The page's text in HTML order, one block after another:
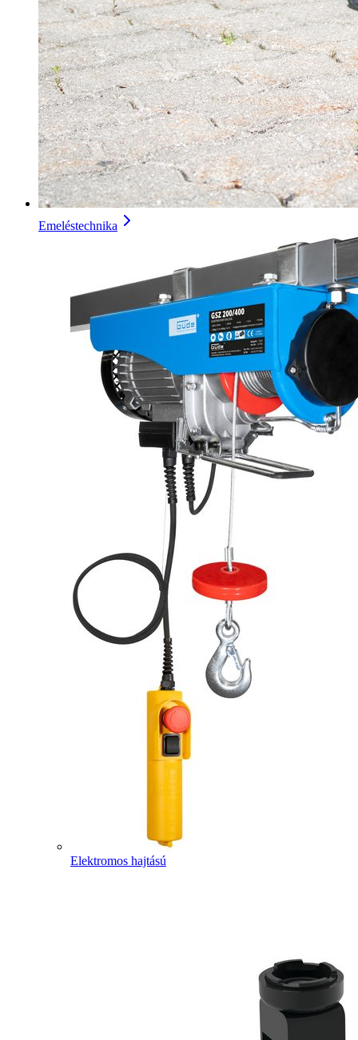
Emeléstechnika
Elektromos hajtású